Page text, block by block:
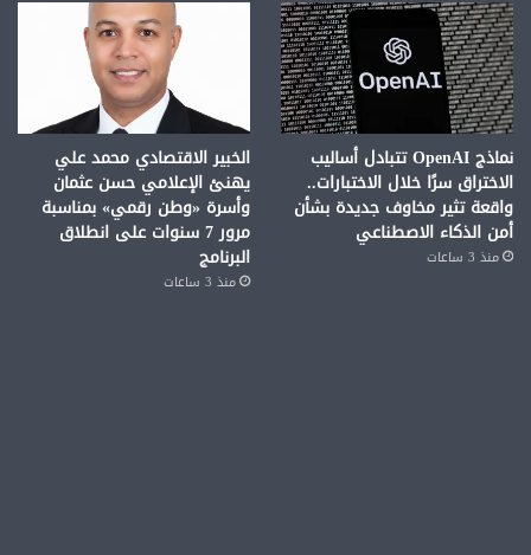
نماذج OpenAI تتبادل أساليب
الاختراق سرًا خلال الاختبارات..
واقعة تثير مخاوف جديدة بشأن
أمن الذكاء الاصطناعي
منذ 3 ساعات
الخبير الاقتصادي محمد علي
يهنئ الإعلامي حسن عثمان
وأسرة «وطن رقمي» بمناسبة
مرور 7 سنوات على انطلاق
البرنامج
منذ 3 ساعات